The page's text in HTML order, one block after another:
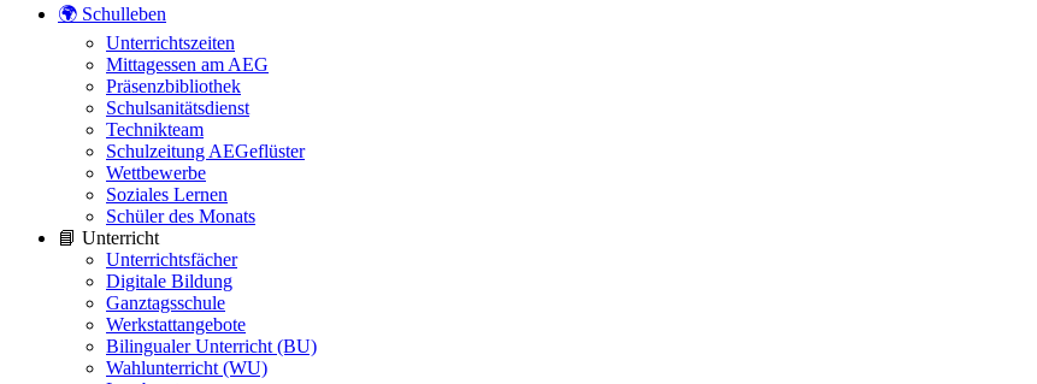
🌍 Schulleben
Unterrichtszeiten
Mittagessen am AEG
Präsenzbibliothek
Schulsanitätsdienst
Technikteam
Schulzeitung AEGeflüster
Wettbewerbe
Soziales Lernen
Schüler des Monats
📘 Unterricht
Unterrichtsfächer
Digitale Bildung
Ganztagsschule
Werkstattangebote
Bilingualer Unterricht (BU)
Wahlunterricht (WU)